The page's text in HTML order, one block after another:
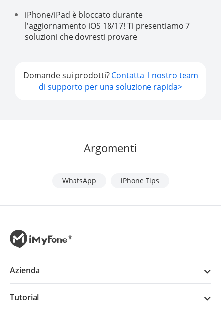
iPhone/iPad è bloccato durante
l'aggiornamento iOS 18/17! Ti presentiamo 7
soluzioni che dovresti provare
Domande sui prodotti? Contatta il nostro team
di supporto per una soluzione rapida>
Argomenti
WhatsApp iPhone Tips
Azienda
Tutorial